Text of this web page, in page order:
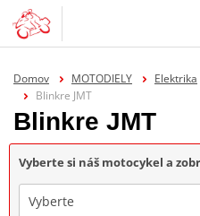
Domov MOTODIELY Elektrika
Blinkre JMT
Blinkre JMT
Vyberte si náš motocykel a
Vyberte